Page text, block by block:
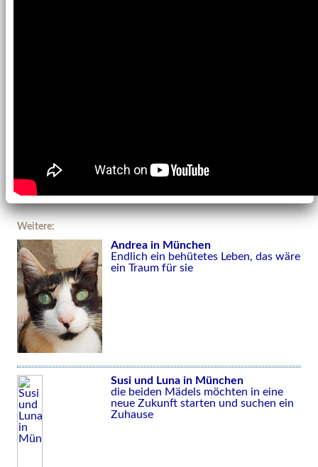
Weitere:
Andrea in München
Endlich ein behütetes Leben, das wäre
ein Traum für sie
Susi und Luna in München
die beiden Mädels möchten in eine
neue Zukunft starten und suchen ein
Zuhause